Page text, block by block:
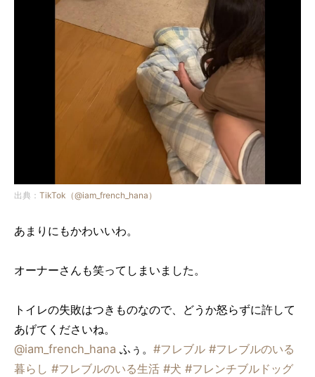
出典： TikTok（@iam_french_hana）
あまりにもかわいいわ。
オーナーさんも笑ってしまいました。
トイレの失敗はつきものなので、どうか怒らずに許して
あげてくださいね。
@iam_french_hana ふぅ。 #フレブル #フレブルのいる
暮らし #フレブルのいる生活 #犬 #フレンチブルドッグ